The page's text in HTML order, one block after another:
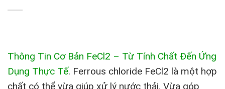
Thông Tin Cơ Bản FeCl2 – Từ Tính Chất Đến Ứng
Dụng Thực Tế. Ferrous chloride FeCl2 là một hợp
chất có thể vừa giúp xử lý nước thải. Vừa góp